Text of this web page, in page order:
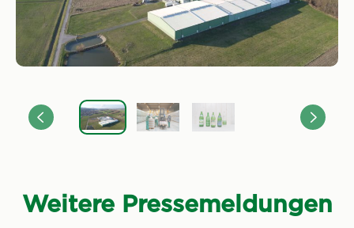
Weitere Pressemeldungen